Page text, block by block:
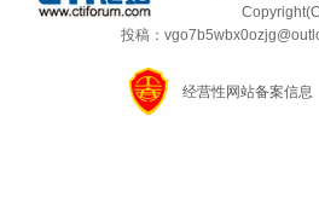
投稿：
经营性网站备案信息